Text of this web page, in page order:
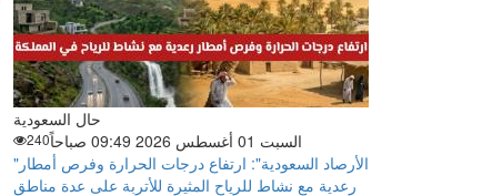
حال السعودية
السبت 01 أغسطس 2026 09:49 صباحاً
240
"الأرصاد السعودية": ارتفاع درجات الحرارة وفرص أمطار
رعدية مع نشاط للرياح المثيرة للأتربة على عدة مناطق